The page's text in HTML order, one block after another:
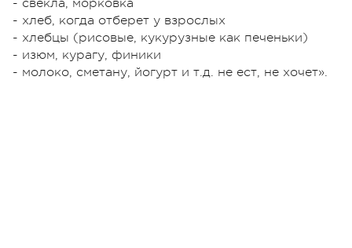
- свекла, морковка
- хлеб, когда отберет у взрослых
- хлебцы (рисовые, кукурузные как печеньки)
- изюм, курагу, финики
- молоко, сметану, йогурт и т.д. не ест, не хочет».